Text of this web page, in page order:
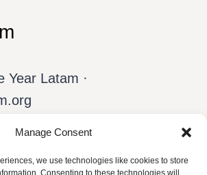
Manage Consent
we use technologies like cookies to store
Consenting to these technologies will
Year Latam ·
Archivo El Equipo